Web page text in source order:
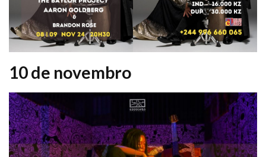
10 de novembro